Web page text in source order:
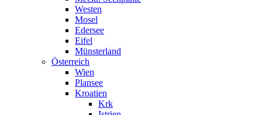
Westen
Mosel
Edersee
Eifel
Münsterland
Österreich
Wien
Plansee
Kroatien
Krk